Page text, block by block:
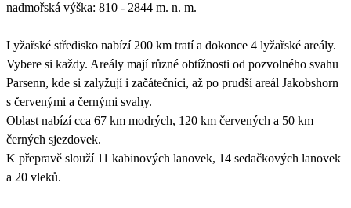
nadmořská výška: 810 - 2844 m. n. m.
Lyžařské středisko nabízí 200 km tratí a dokonce 4 lyžařské areály.
Vybere si každy. Areály mají různé obtížnosti od pozvolného svahu
Parsenn, kde si zalyžují i začátečníci, až po prudší areál Jakobshorn
s červenými a černými svahy.
Oblast nabízí cca 67 km modrých, 120 km červených a 50 km
černých sjezdovek.
K přepravě slouží 11 kabinových lanovek, 14 sedačkových lanovek
a 20 vleků.